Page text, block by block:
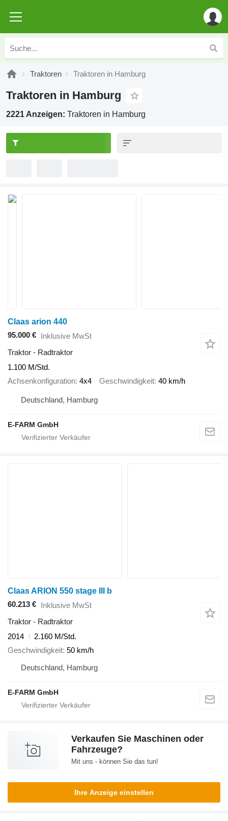
Traktoren Traktoren in Hamburg
Traktoren in Hamburg
2221 Anzeigen: Traktoren in Hamburg
Claas arion 440
95.000 € Inklusive MwSt
Traktor - Radtraktor
1.100 M/Std.
Achsenkonfiguration 4x4 Geschwindigkeit 40 km/h
Deutschland, Hamburg
E-FARM GmbH
Claas ARION 550 stage III b
60.213 € Inklusive MwSt
Traktor - Radtraktor
2014
2.160 M/Std.
Geschwindigkeit 50 km/h
Deutschland, Hamburg
E-FARM GmbH
Verkaufen Sie Maschinen oder
Fahrzeuge?
Mit uns - können Sie das tun!
Ihre Anzeige einstellen